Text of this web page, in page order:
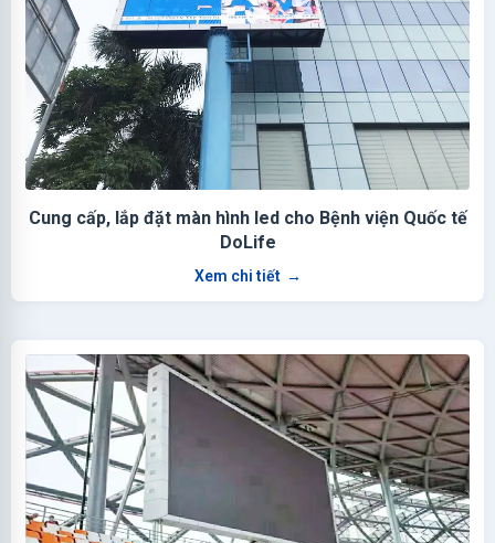
Cung cấp, lắp đặt màn hình led cho Bệnh viện Quốc tế
DoLife
Xem chi tiết →